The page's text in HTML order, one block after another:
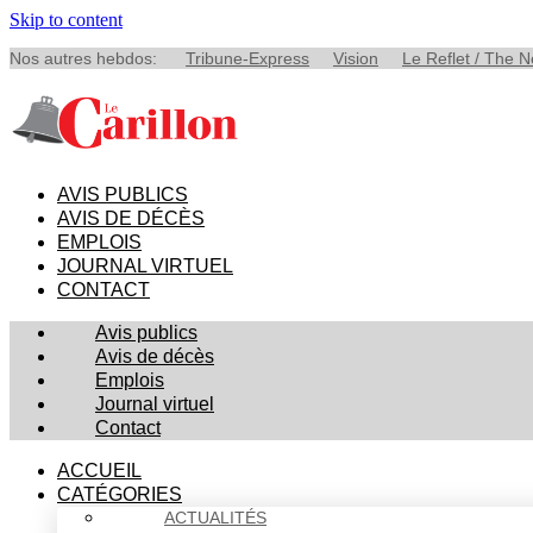
Skip to content
Nos autres hebdos: Tribune-Express Vision Le Reflet / The
AVIS PUBLICS
AVIS DE DÉCÈS
EMPLOIS
JOURNAL VIRTUEL
CONTACT
Avis publics
Avis de décès
Emplois
Journal virtuel
Contact
ACCUEIL
CATÉGORIES
ACTUALITÉS